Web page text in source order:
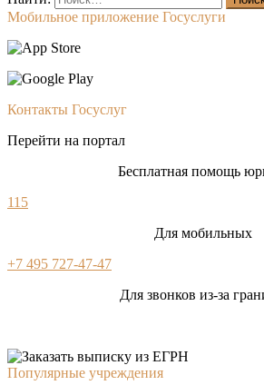
Мобильное приложение Госуслуги
Контакты Госуслуг
Перейти на портал
Бесплатная помощь
115
Для мобильных
+7 495 727-47-47
Для звонков из-за
Популярные учреждения